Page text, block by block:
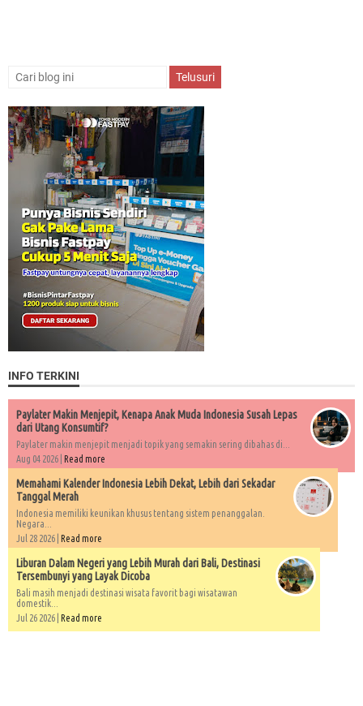
INFO TERKINI
Paylater Makin Menjepit, Kenapa Anak Muda Indonesia Susah Lepas
dari Utang Konsumtif?
Paylater makin menjepit menjadi topik yang semakin sering dibahas di...
Aug 04 2026 | Read more
Memahami Kalender Indonesia Lebih Dekat, Lebih dari Sekadar
Tanggal Merah
Indonesia memiliki keunikan khusus tentang sistem penanggalan.
Negara...
Jul 28 2026 | Read more
Liburan Dalam Negeri yang Lebih Murah dari Bali, Destinasi
Tersembunyi yang Layak Dicoba
Bali masih menjadi destinasi wisata favorit bagi wisatawan
domestik...
Jul 26 2026 | Read more